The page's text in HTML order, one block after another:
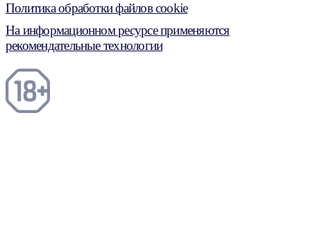
Политика обработки файлов cookie
На информационном ресурсе применяются
рекомендательные технологии